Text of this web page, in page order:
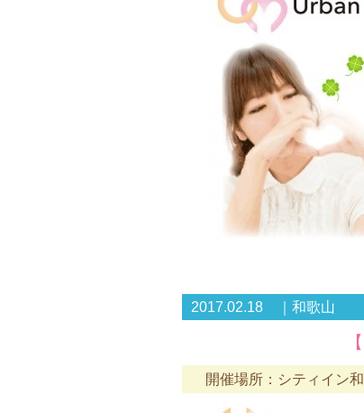
2017.02.18 ｜和歌山
開催場所：シティイン